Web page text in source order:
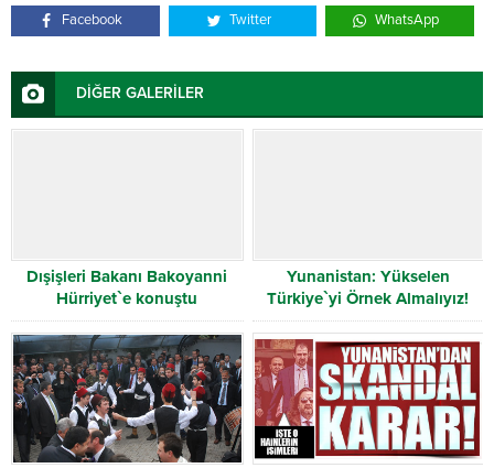
Facebook Twitter WhatsApp
DİĞER GALERİLER
Dışişleri Bakanı Bakoyanni
Hürriyet`e konuştu
Yunanistan: Yükselen
Türkiye`yi Örnek Almalıyız!